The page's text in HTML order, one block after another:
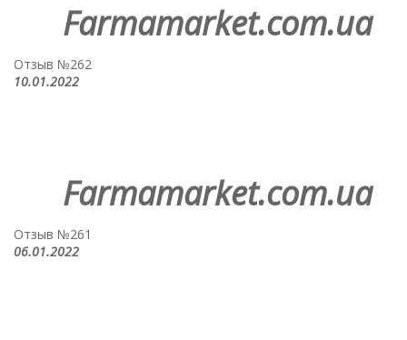
Farmamarket.com.ua
Отзыв №262
10.01.2022
Farmamarket.com.ua
Отзыв №261
06.01.2022